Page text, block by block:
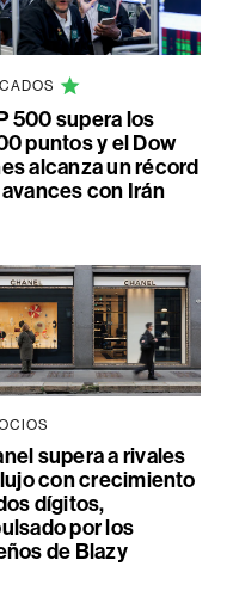
500 supera los
puntos y el Dow
alcanza un récord
con Irán
supera a rivales
con crecimiento
dígitos,
por los
de Blazy